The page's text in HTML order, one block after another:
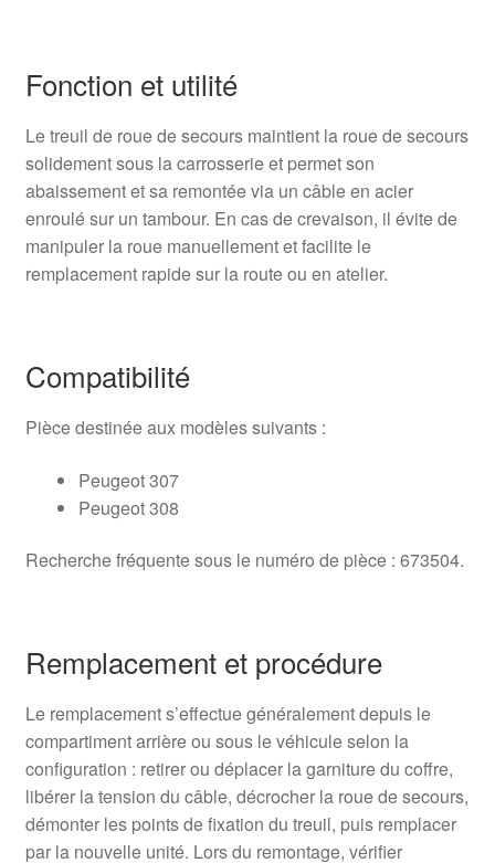
Fonction et utilité
Le treuil de roue de secours maintient la roue de secours
solidement sous la carrosserie et permet son
abaissement et sa remontée via un câble en acier
enroulé sur un tambour. En cas de crevaison, il évite de
manipuler la roue manuellement et facilite le
remplacement rapide sur la route ou en atelier.
Compatibilité
Pièce destinée aux modèles suivants :
Peugeot 307
Peugeot 308
Recherche fréquente sous le numéro de pièce : 673504.
Remplacement et procédure
Le remplacement s’effectue généralement depuis le
compartiment arrière ou sous le véhicule selon la
configuration : retirer ou déplacer la garniture du coffre,
libérer la tension du câble, décrocher la roue de secours,
démonter les points de fixation du treuil, puis remplacer
par la nouvelle unité. Lors du remontage, vérifier